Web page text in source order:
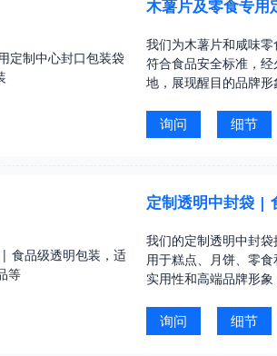
木薯片及零食专
我们为木薯片和咸味
符合食品安全标准，
地，展现醒目的品牌形
询问 细节
定制透明中封袋 |
我们的定制透明中封
用于糕点、月饼、零
实用性和高端品牌形
询问 细节